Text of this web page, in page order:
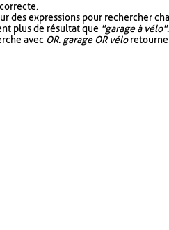
des expressions pour rechercher
plus de résultat que "garage à vélo".
avec OR. garage OR vélo